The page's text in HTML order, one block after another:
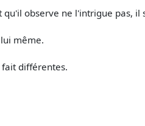
observe ne l'intrigue pas, il
même.
différentes.